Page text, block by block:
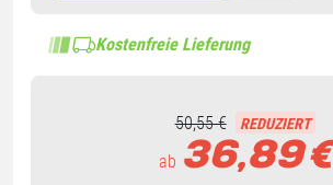
Kostenfreie Lieferung
50,55 € REDUZIERT
ab 36,89€